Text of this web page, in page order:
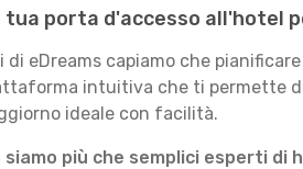
tua porta d'accesso all'hotel
di eDreams capiamo che
intuitiva che ti permette
ideale con facilità.
siamo più che semplici esperti di